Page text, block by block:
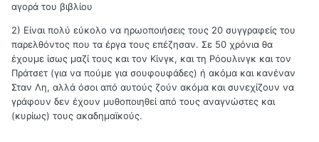
αγορά του βιβλίου
2) Είναι πολύ εύκολο να ηρωοποιήσεις τους 20 συγγραφείς του
παρελθόντος που τα έργα τους επέζησαν. Σε 50 χρόνια θα
έχουμε ίσως μαζί τους και τον Κίνγκ, και τη Ρόουλινγκ και τον
Πράτσετ (για να πούμε για σουφουφάδες) ή ακόμα και κανέναν
Σταν Λη, αλλά όσοι από αυτούς ζούν ακόμα και συνεχίζουν να
γράφουν δεν έχουν μυθοποιηθεί από τους αναγνώστες και
(κυρίως) τους ακαδημαϊκούς.